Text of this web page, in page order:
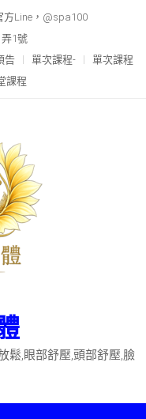
方Line，@spa100
1號
告 單次課程-
單次課程
課程
鬆,眼部舒壓,頭部舒壓,臉